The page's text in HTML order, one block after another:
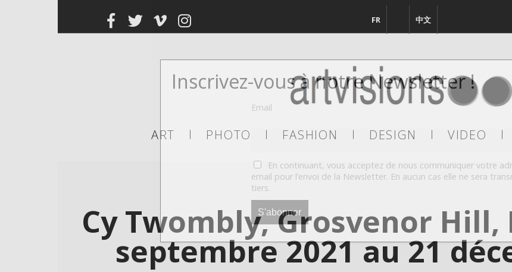
FR 中文
ART PHOTO FASHION DESIGN VIDEO
Cy Twombly, Grosvenor Hill,
septembre 2021 au 21
Inscrivez-vous à notre Newsletter !
Email
En continuant, vous acceptez de nous communiquer votre
email pour l’envoi de la Newsletter. En aucun cas elle ne sera
tiers.